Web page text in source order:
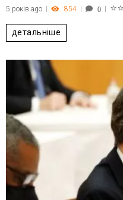
5 років ago
854 0
детальніше